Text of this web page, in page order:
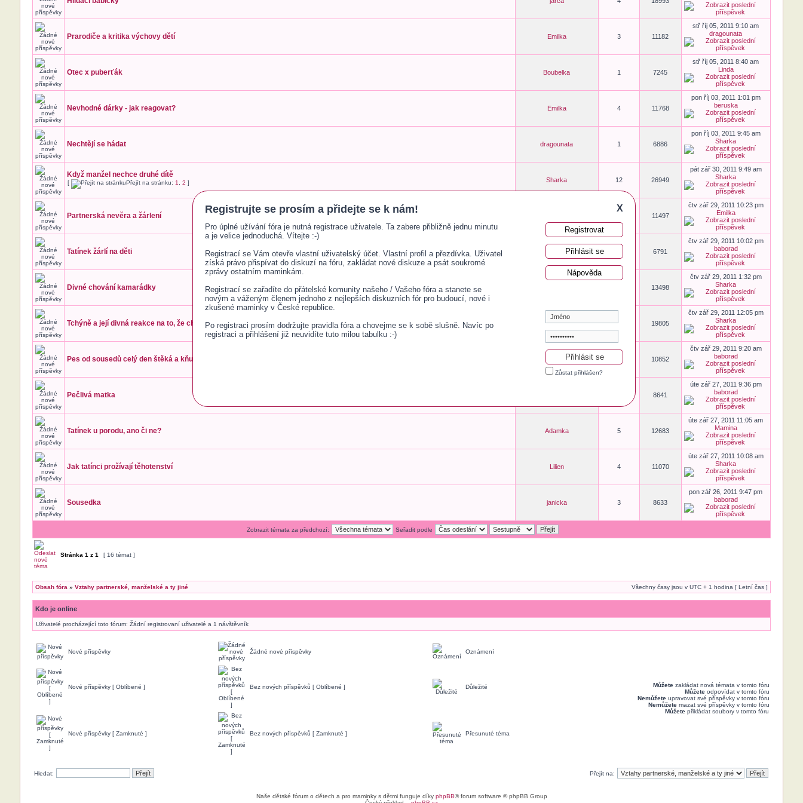
Registrujte se prosím a přidejte se k nám! X
Pro úplné užívání fóra je nutná registrace uživatele. Ta zabere přibližně jednu minutu
a je velice jednoduchá. Vítejte :-)
Registrací se Vám otevře vlastní uživatelský účet. Vlastní profil a přezdívka. Uživatel
získá právo přispívat do diskuzí na fóru, zakládat nové diskuze a psát soukromé
zprávy ostatním maminkám.
Registrací se zařadíte do přátelské komunity našeho / Vašeho fóra a stanete se
novým a váženým členem jednoho z nejlepších diskuzních fór pro budoucí, nové i
zkušené maminky v České republice.
Po registraci prosím dodržujte pravidla fóra a chovejme se k sobě slušně. Navíc po
registraci a přihlášení již neuvidíte tuto milou tabulku :-)
Registrovat
Přihlásit se
Nápověda
Zůstat přihlášen?
Prarodiče a kritika výchovy dětí Emilka 3 11182
stř říj 05, 2011 9:10 am
dragounata
Otec x puberťák Boubelka 1 7245
stř říj 05, 2011 8:40 am
Linda
Nevhodné dárky - jak reagovat? Emilka 4 11768
pon říj 03, 2011 1:01 pm
beruska
Nechtějí se hádat dragounata 1 6886
pon říj 03, 2011 9:45 am
Sharka
Když manžel nechce druhé dítě
[ Přejít na stránku: 1 2 ] Sharka 12 26949
pát zář 30, 2011 9:49 am
Sharka
Partnerská nevěra a žárlení 11497
čtv zář 29, 2011 10:23 pm
Emilka
Tatínek žárlí na děti 6791
čtv zář 29, 2011 10:02 pm
baborad
Divné chování kamarádky 13498
čtv zář 29, 2011 1:32 pm
Sharka
Tchýně a její divná reakce na to, že chceme mít miminko Princezna 9 19805
čtv zář 29, 2011 12:05 pm
Sharka
Pes od sousedů celý den štěká a kňučí Princezna 10852
čtv zář 29, 2011 9:20 am
baborad
Pečlivá matka 8641
úte zář 27, 2011 9:36 pm
baborad
Tatínek u porodu, ano či ne? Adamka 5 12683
úte zář 27, 2011 11:05 am
Mamina
Jak tatínci prožívají těhotenství Lilien 4 11070
úte zář 27, 2011 10:08 am
Sharka
Sousedka janicka 3 8633
pon zář 26, 2011 9:47 pm
baborad
Zobrazit témata za předchozí: Seřadit podle
Stránka 1 z 1 [ 16 témat ]
Obsah fóra » Vztahy partnerské, manželské a ty jiné Všechny časy jsou v UTC + 1 hodina [ Letní čas ]
Kdo je online
Uživatelé procházející toto fórum: Žádní registrovaní uživatelé a 1 návštěvník
Nové příspěvky Žádné nové příspěvky Oznámení
Nové příspěvky [ Oblíbené ] Bez nových příspěvků [ Oblíbené ] Důležité
Nové příspěvky [ Zamknuté ] Bez nových příspěvků [ Zamknuté ] Přesunuté téma
Můžetezakládat nová témata v tomto fóru
Můžeteodpovídat v tomto fóru
Nemůžeteupravovat své příspěvky v tomto fóru
Nemůžetemazat své příspěvky v tomto fóru
Můžetepřikládat soubory v tomto fóru
Hledat: Přejít na:
Naše dětské fórum o dětech a pro maminky s dětmi funguje díky phpBB® forum software © phpBB Group